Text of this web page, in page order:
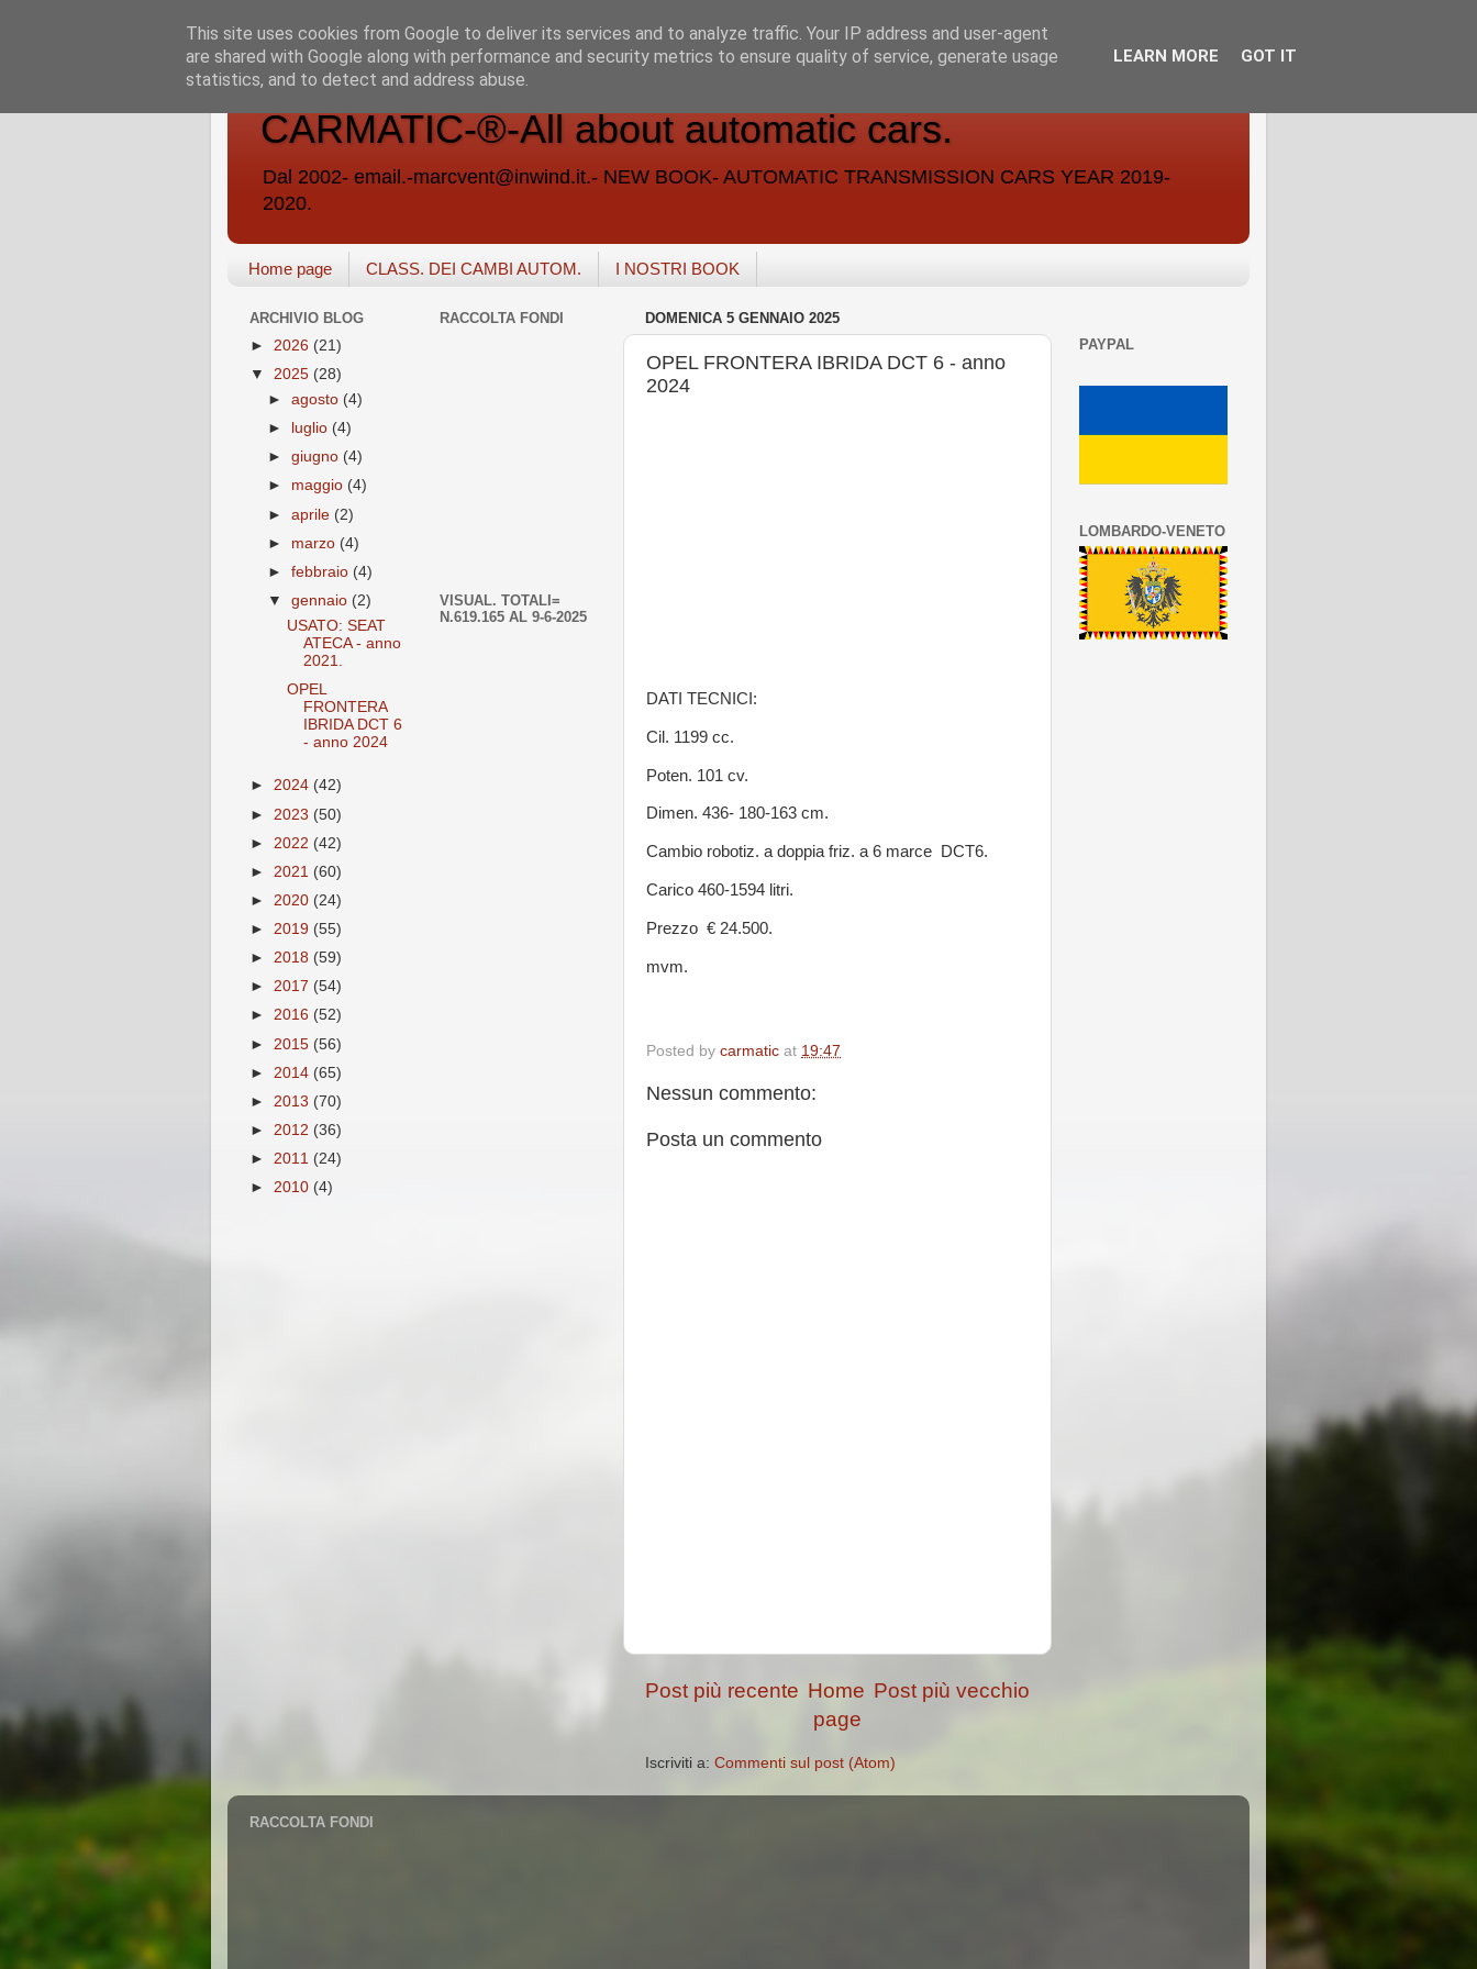
CARMATIC-®-All about automatic cars.
Dal 2002- email.-marcvent@inwind.it.- NEW BOOK- AUTOMATIC TRANSMISSION CARS YEAR 2019-
2020.
Home page CLASS. DEI CAMBI AUTOM. I NOSTRI BOOK
DOMENICA 5 GENNAIO 2025
OPEL FRONTERA IBRIDA DCT 6 - anno
2024
DATI TECNICI:
Cil. 1199 cc.
Poten. 101 cv.
Dimen. 436- 180-163 cm.
Cambio robotiz. a doppia friz. a 6 marce DCT6.
Carico 460-1594 litri.
Prezzo € 24.500.
mvm.
Posted by carmatic at 19:47
Nessun commento:
Posta un commento
Post più recente Post più vecchio
Home
page
Iscriviti a: Commenti sul post (Atom)
ARCHIVIO BLOG
► 2026 (21)
▼ 2025 (28)
►agosto (4)
►
luglio (4)
►giugno (4)
► maggio (4)
►aprile (2)
► marzo (4)
►febbraio (4)
▼gennaio (2)
USATO: SEAT
ATECA - anno
2021.
OPEL
FRONTERA
IBRIDA DCT 6
- anno 2024
► 2024 (42)
► 2023 (50)
► 2022 (42)
► 2021 (60)
► 2020 (24)
► 2019 (55)
► 2018 (59)
► 2017 (54)
► 2016 (52)
► 2015 (56)
► 2014 (65)
► 2013 (70)
► 2012 (36)
► 2011 (24)
► 2010 (4)
RACCOLTA FONDI
VISUAL. TOTALI=
N.619.165 AL 9-6-2025
PAYPAL
LOMBARDO-VENETO
RACCOLTA FONDI
This site uses cookies from Google to deliver its services and to analyze traffic. Your IP address and user-agent
are shared with Google along with performance and security metrics to ensure quality of service, generate usage
statistics, and to detect and address abuse.
LEARN MORE GOT IT